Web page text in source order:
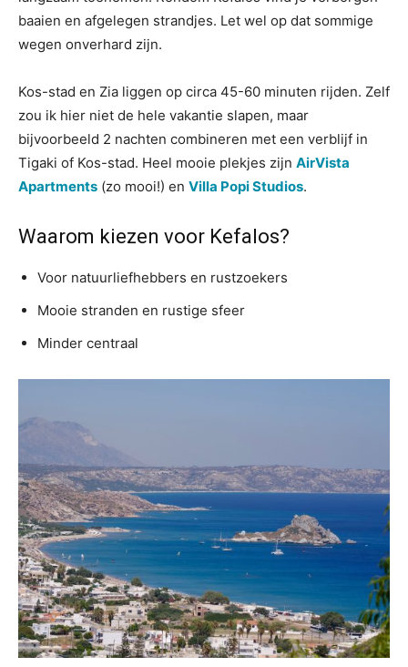
baaien en afgelegen strandjes. Let wel op dat sommige
wegen onverhard zijn.
Kos-stad en Zia liggen op circa 45-60 minuten rijden. Zelf
zou ik hier niet de hele vakantie slapen, maar
bijvoorbeeld 2 nachten combineren met een verblijf in
Tigaki of Kos-stad. Heel mooie plekjes zijn AirVista
Apartments (zo mooi!) en Villa Popi Studios.
Waarom kiezen voor Kefalos?
Voor natuurliefhebbers en rustzoekers
Mooie stranden en rustige sfeer
Minder centraal